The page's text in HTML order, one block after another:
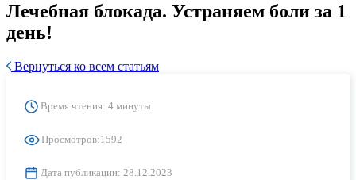
Лечебная блокада. Устраняем боли за 1
день!
Вернуться ко всем статьям
Время чтения: 4 минуты
Просмотров:1592
Дата публикации: 28.12.2023